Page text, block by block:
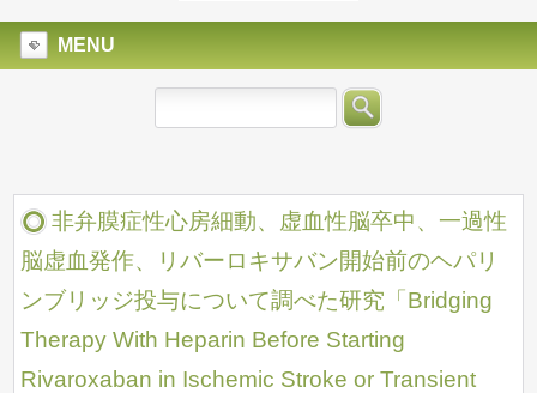
MENU
非弁膜症性心房細動、虚血性脳卒中、一過性
脳虚血発作、リバーロキサバン開始前のヘパリ
ンブリッジ投与について調べた研究「Bridging
Therapy With Heparin Before Starting
Rivaroxaban in Ischemic Stroke or Transient